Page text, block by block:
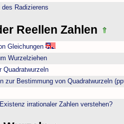
Radizierens
Reellen Zahlen
Gleichungen
Wurzelziehen
Quadratwurzeln
zur Bestimmung von Quadratwurzeln
irrationaler Zahlen verstehen?